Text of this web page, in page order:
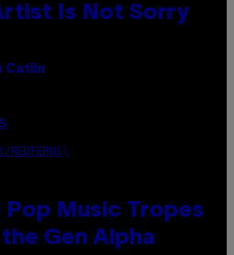
Is Not Sorry
Catlin
REDFERNS)
Music Tropes
Gen Alpha